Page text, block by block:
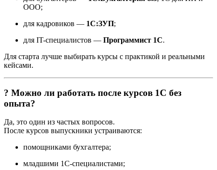
ООО;
для кадровиков — 1С:ЗУП;
для IT-специалистов — Программист 1С.
Для старта лучше выбирать курсы с практикой и реальными
кейсами.
? Можно ли работать после курсов 1С без
опыта?
Да, это один из частых вопросов.
После курсов выпускники устраиваются:
помощниками бухгалтера;
младшими 1С-специалистами;